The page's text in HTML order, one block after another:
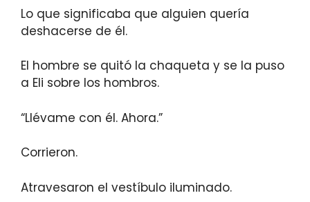
Lo que significaba que alguien quería
deshacerse de él.
El hombre se quitó la chaqueta y se la puso
a Eli sobre los hombros.
“Llévame con él. Ahora.”
Corrieron.
Atravesaron el vestíbulo iluminado.